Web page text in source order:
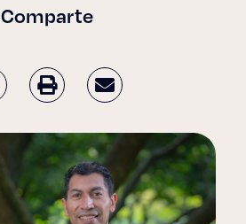
Comparte